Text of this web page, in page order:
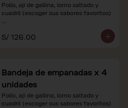
Pollo, ají de gallina, lomo saltado y
cuadril (escoger sus sabores favoritos)
*Nuestros precios están expresados en
soles e incluyen impuestos de ley y
S/ 126.00
Bandeja de empanadas x 4
unidades
Pollo, ají de gallina, lomo saltado y
cuadril (escoger sus sabores favoritos)